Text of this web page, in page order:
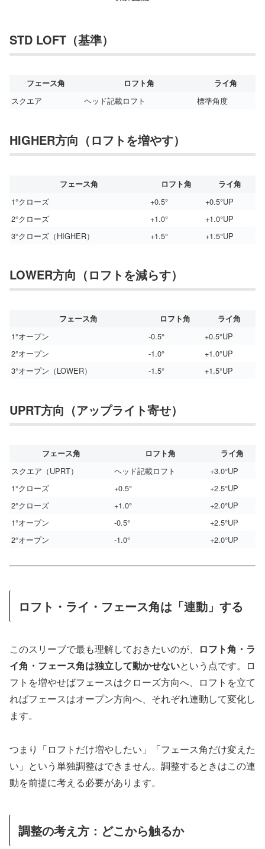
STD LOFT（基準）
フェース角 ロフト角 ライ角
スクエア ヘッド記載ロフト 標準角度
HIGHER方向（ロフトを増やす）
フェース角 ロフト角 ライ角
1°クローズ +0.5°
+0.5°UP
2°クローズ
+1.0°
+1.0°UP
3°クローズ（HIGHER）
+1.5° +1.5°UP
LOWER方向（ロフトを減らす）
フェース角 ロフト角 ライ角
1°オープン -0.5°
+0.5°UP
2°オープン
-1.0°
+1.0°UP
3°オープン（LOWER）
-1.5° +1.5°UP
UPRT方向（アップライト寄せ）
フェース角 ロフト角 ライ角
スクエア（UPRT） ヘッド記載ロフト
+3.0°UP
1°クローズ
+0.5°
+2.5°UP
2°クローズ
+1.0°
+2.0°UP
1°オープン
-0.5°
+2.5°UP
2°オープン
-1.0° +2.0°UP
ロフト・ライ・フェース角は「連動」する
このスリーブで最も理解しておきたいのが、
ロフト角・ラ
イ角・フェース角は独立して動かせないという点です。ロ
フトを増やせばフェースはクローズ方向へ、ロフトを立て
ればフェースはオープン方向へ、それぞれ連動して変化し
ます。
つまり「ロフトだけ増やしたい」「フェース角だけ変えた
い」という単独調整はできません。調整するときはこの連
動を前提に考える必要があります。
調整の考え方：どこから触るか